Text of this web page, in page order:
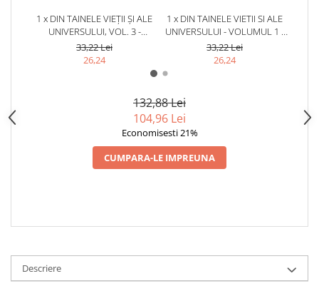
1 x DIN TAINELE VIEȚII ȘI ALE
UNIVERSULUI, VOL. 3 -
SCARLAT DEMETRESCU
33,22 Lei
26,24
1 x DIN TAINELE VIETII SI ALE
UNIVERSULUI - VOLUMUL 1 -
SCARLAT DEMETRESCU, ED
2021
33,22 Lei
26,24
132,88 Lei
104,96 Lei
Economisesti 21%
CUMPARA-LE IMPREUNA
Descriere